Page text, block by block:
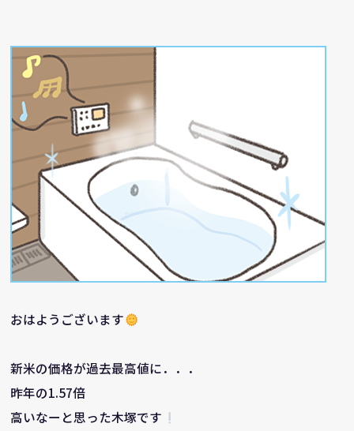
おはようございます
新米の価格が過去最高値に．．．
昨年の1.57倍
高いなーと思った木塚です